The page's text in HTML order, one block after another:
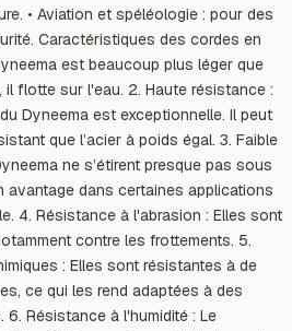
• Aviation et spéléologie : pour des
Caractéristiques des cordes en
est beaucoup plus léger que
il flotte sur l'eau. 2. Haute résistance :
Dyneema est exceptionnelle. Il peut
que l’acier à poids égal. 3. Faible
ne s’étirent presque pas sous
avantage dans certaines applications
4. Résistance à l'abrasion : Elles sont
contre les frottements. 5.
: Elles sont résistantes à de
ce qui les rend adaptées à des
Résistance à l'humidité : Le